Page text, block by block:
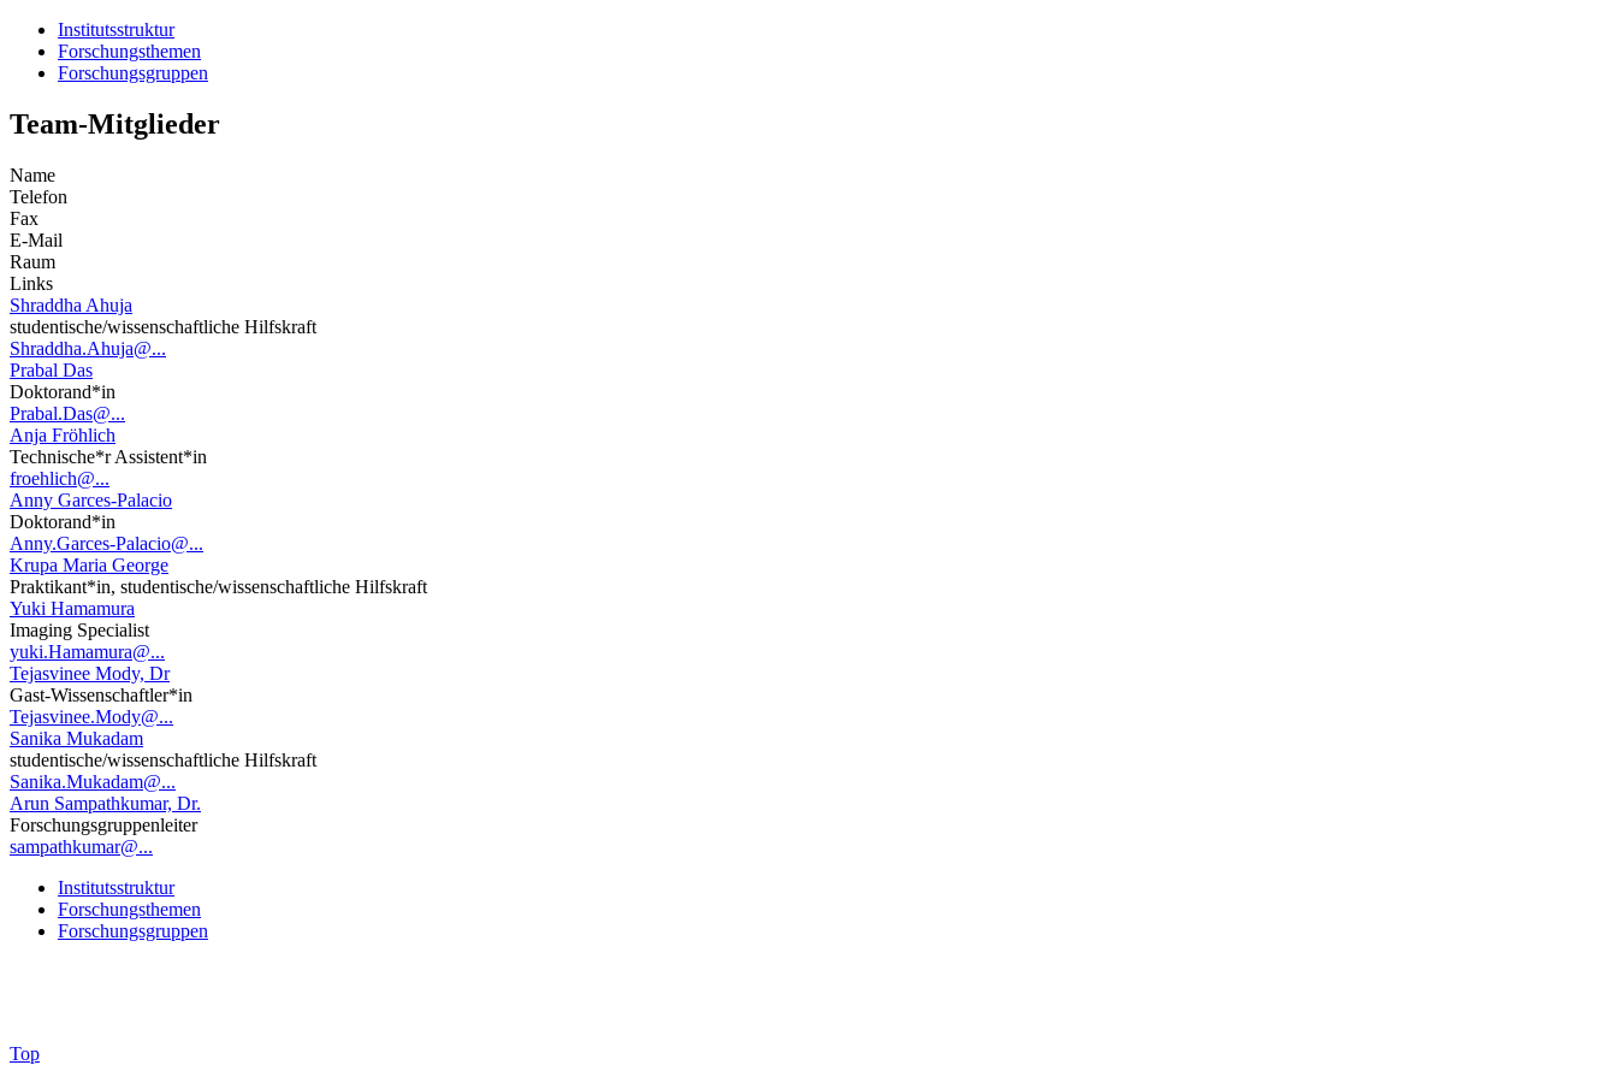
Institutsstruktur
Forschungsthemen
Forschungsgruppen
Team-Mitglieder
Name
Telefon
Fax
E-Mail
Raum
Links
Shraddha Ahuja
studentische/wissenschaftliche Hilfskraft
Shraddha.Ahuja@...
Prabal Das
Doktorand*in
Prabal.Das@...
Anja Fröhlich
Technische*r Assistent*in
froehlich@...
Anny Garces-Palacio
Doktorand*in
Anny.Garces-Palacio@...
Krupa Maria George
Praktikant*in, studentische/wissenschaftliche Hilfskraft
Yuki Hamamura
Imaging Specialist
yuki.Hamamura@...
Tejasvinee Mody, Dr
Gast-Wissenschaftler*in
Tejasvinee.Mody@...
Sanika Mukadam
studentische/wissenschaftliche Hilfskraft
Sanika.Mukadam@...
Arun Sampathkumar, Dr.
Forschungsgruppenleiter
sampathkumar@...
Institutsstruktur
Forschungsthemen
Forschungsgruppen
Top